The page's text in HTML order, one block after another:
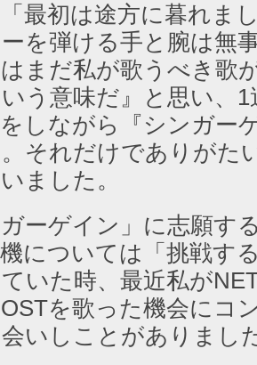
最初は途方に暮れま
を弾ける手と腕は無
はまだ私が歌うべき歌
う意味だ』と思い、
しながら『シンガー
それだけでありがた
ました。
ガーゲイン」に志願す
については「挑戦す
いた時、最近私が
を歌った機会にコ
いしことがありまし